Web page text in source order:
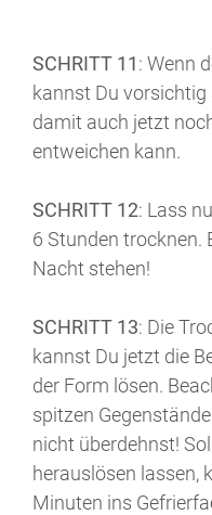
SCHRITT 11: Wenn
kannst Du vorsichtig
damit auch jetzt
entweichen kann.
SCHRITT 12: Lass
6 Stunden trocknen.
Nacht stehen!
SCHRITT 13: Die
kannst Du jetzt die
der Form lösen.
spitzen
nicht überdehnst!
herauslösen lassen,
Minuten ins